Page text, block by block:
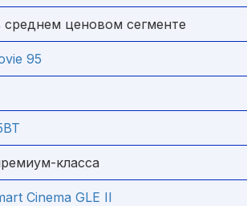
ценовом сегменте
95
класса
Cinema GLE II